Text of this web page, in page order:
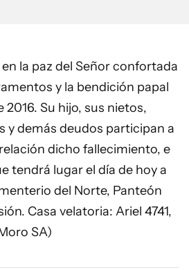
en la paz del Señor confortada
y la bendición papal
2016. Su hijo, sus nietos,
y demás deudos participan a
dicho fallecimiento, e
tendrá lugar el día de hoy a
del Norte, Panteón
Casa velatoria: Ariel 4741,
SA)